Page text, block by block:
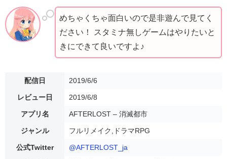
めちゃくちゃ面白いので是非遊んで見てく
ださい！ スタミナ無しゲームはやりたいと
きにできて良いですよ♪
配信日 2019/6/6
レビュー日 2019/6/8
アプリ名 AFTERLOST – 消滅都市
ジャンル フルリメイク,ドラマRPG
公式Twitter @AFTERLOST_ja